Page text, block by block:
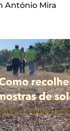
António Mira